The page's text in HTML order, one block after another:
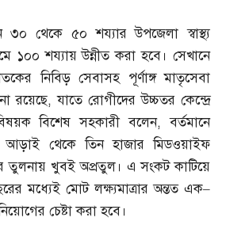
৩০ থেকে ৫০ শয্যার উপজেলা স্বাস্থ্য
১০০ শয্যায় উন্নীত করা হবে। সেখানে
নিবিড় সেবাসহ পূর্ণাঙ্গ মাতৃসেবা
রয়েছে,যাতে রোগীদের উচ্চতর কেন্দ্রে
বিশেষ সহকারী বলেন,বর্তমানে
আড়াই থেকে তিন হাজার মিডওয়াইফ
তুলনায় খুবই অপ্রতুল। এ সংকট কাটিয়ে
মধ্যেই মোট লক্ষ্যমাত্রার অন্তত এক–
চেষ্টা করা হবে।